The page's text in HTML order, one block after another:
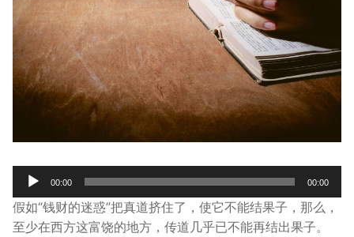
主日讲道
圣经导读新唱
属灵书籍
宣教事工
神学研究
关于我们
Audio
Player
00:00 00:00
假如“钱财的迷惑”把真道挤住了，使它不能结果子，那么，
至少在西方这富饶的地方，传道几乎已不能再结出果子。